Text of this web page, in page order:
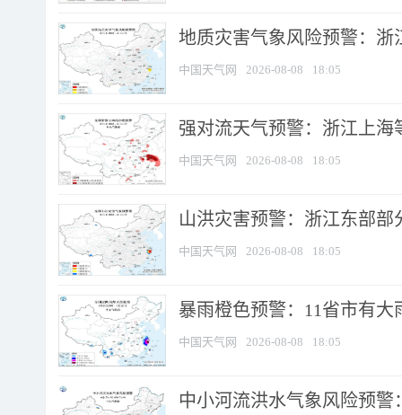
地质灾害气象风险预警：
中国天气网 2026-08-08 18:05
强对流天气预警：浙江上海
中国天气网 2026-08-08 18:05
山洪灾害预警：浙江东部
中国天气网 2026-08-08 18:05
暴雨橙色预警：11省市有
中国天气网 2026-08-08 18:05
中小河流洪水气象风险预